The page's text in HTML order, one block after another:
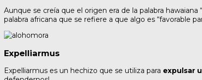
Aunque se creía que el origen era de la palabra
palabra africana que se refiere a que algo es “favorable
Expelliarmus
Expelliarmus es un hechizo que se utiliza para expulsar